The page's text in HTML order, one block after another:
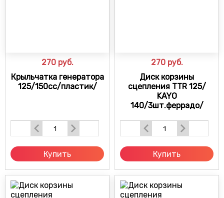
270 руб.
Крыльчатка генератора
125/150сс/пластик/
Купить
270 руб.
Диск корзины
сцепления TTR 125/
KAYO
140/3шт.феррадо/
Купить